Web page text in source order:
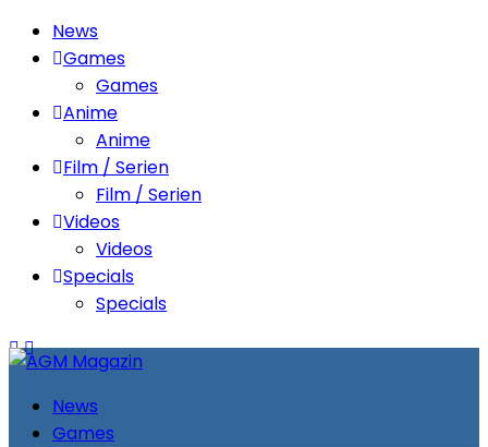
News
Games
Games
Anime
Anime
Film / Serien
Film / Serien
Videos
Videos
Specials
Specials
News
Games